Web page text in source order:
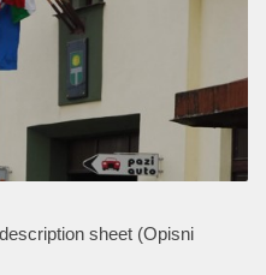
sheet (Opisni